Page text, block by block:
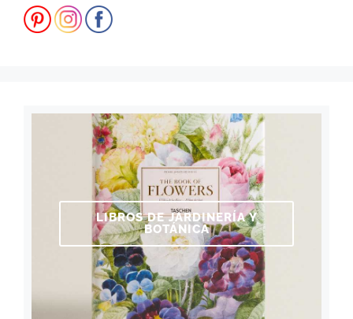
LIBROS DE JARDINERÍA Y
BOTÁNICA